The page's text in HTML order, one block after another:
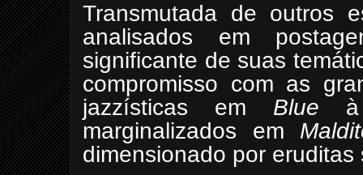
Transmutada de outros
analisados em
significante de suas
compromisso com as
jazzísticas em Blue à
marginalizados em
dimensionado por